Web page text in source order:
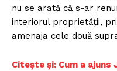
nu se arată că s-ar
interiorul proprietății,
amenaja cele două
Citește și: Cum a